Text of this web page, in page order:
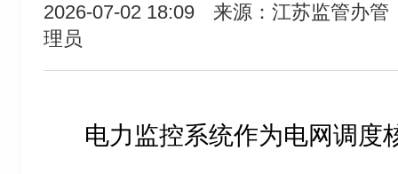
2026-07-02 18:09
来源：江苏监管办管
理员
电力监控系统作为电网调度